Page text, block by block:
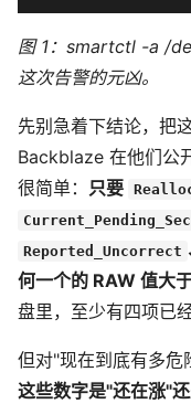
图 1：smartctl -a /
这次告警的元凶。
先别急着下结论，把
Backblaze 在他们公
很简单： 只要
Reported_Uncorrect
何一个的 RAW 值大
盘里，至少有四项已经
但对"现在到底有多危
这些数字是"还在涨"